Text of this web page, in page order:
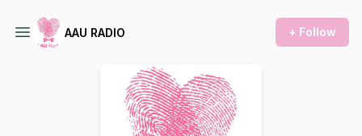
AAU RADIO + Follow